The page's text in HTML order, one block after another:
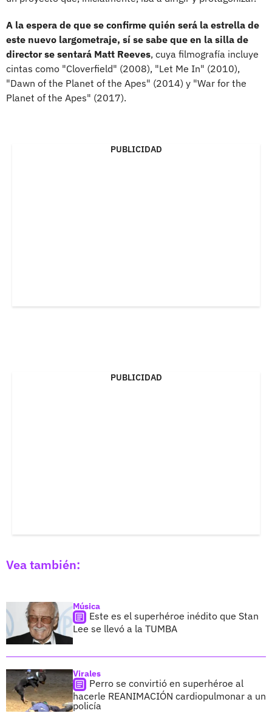
A la espera de que se confirme quién será la estrella de
este nuevo largometraje, sí se sabe que en la silla de
director se sentará Matt Reeves, cuya filmografía incluye
cintas como "Cloverfield" (2008), "Let Me In" (2010),
"Dawn of the Planet of the Apes" (2014) y "War for the
Planet of the Apes" (2017).
PUBLICIDAD
PUBLICIDAD
Vea también:
Música
Este es el superhéroe inédito que Stan
Lee se llevó a la TUMBA
Virales
Perro se convirtió en superhéroe al
hacerle REANIMACIÓN cardiopulmonar a un
policía